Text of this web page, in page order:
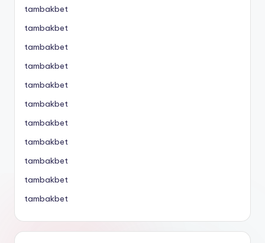
tambakbet
tambakbet
tambakbet
tambakbet
tambakbet
tambakbet
tambakbet
tambakbet
tambakbet
tambakbet
tambakbet